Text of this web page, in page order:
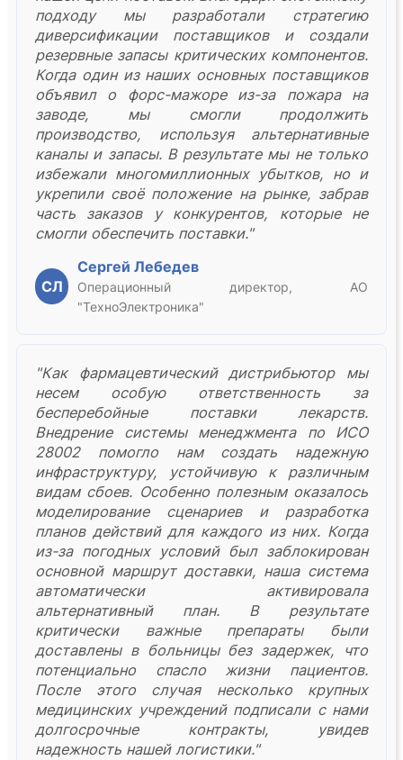
подходу мы разработали стратегию
диверсификации поставщиков и создали
резервные запасы критических компонентов.
Когда один из наших основных поставщиков
объявил о форс-мажоре из-за пожара на
заводе, мы смогли продолжить
производство, используя альтернативные
каналы и запасы. В результате мы не только
избежали многомиллионных убытков, но и
укрепили своё положение на рынке, забрав
часть заказов у конкурентов, которые не
смогли обеспечить поставки."
СЛ
Сергей Лебедев
Операционный директор, АО
"ТехноЭлектроника"
"Как фармацевтический дистрибьютор мы
несем особую ответственность за
бесперебойные поставки лекарств.
Внедрение системы менеджмента по ИСО
28002 помогло нам создать надежную
инфраструктуру, устойчивую к различным
видам сбоев. Особенно полезным оказалось
моделирование сценариев и разработка
планов действий для каждого из них. Когда
из-за погодных условий был заблокирован
основной маршрут доставки, наша система
автоматически активировала
альтернативный план. В результате
критически важные препараты были
доставлены в больницы без задержек, что
потенциально спасло жизни пациентов.
После этого случая несколько крупных
медицинских учреждений подписали с нами
долгосрочные контракты, увидев
надежность нашей логистики."